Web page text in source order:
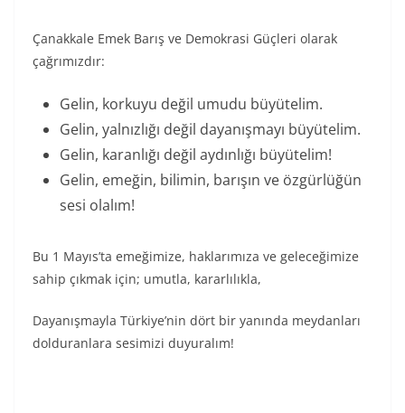
Çanakkale Emek Barış ve Demokrasi Güçleri olarak
çağrımızdır:
Gelin, korkuyu değil umudu büyütelim.
Gelin, yalnızlığı değil dayanışmayı büyütelim.
Gelin, karanlığı değil aydınlığı büyütelim!
Gelin, emeğin, bilimin, barışın ve özgürlüğün
sesi olalım!
Bu 1 Mayıs’ta emeğimize, haklarımıza ve geleceğimize
sahip çıkmak için; umutla, kararlılıkla,
Dayanışmayla Türkiye’nin dört bir yanında meydanları
dolduranlara sesimizi duyuralım!